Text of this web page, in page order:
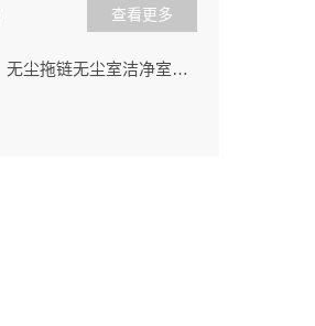
查看更多
无尘拖链无尘室洁净室柔性无尘拖链耐磨低噪自动化设备铁氟龙拖链